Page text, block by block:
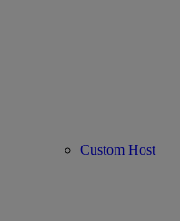
Custom Host